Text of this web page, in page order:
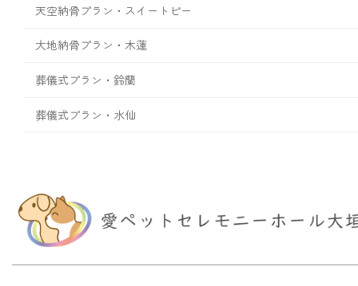
天空納骨プラン・スイートピー
大地納骨プラン・木蓮
葬儀式プラン・鈴蘭
葬儀式プラン・水仙